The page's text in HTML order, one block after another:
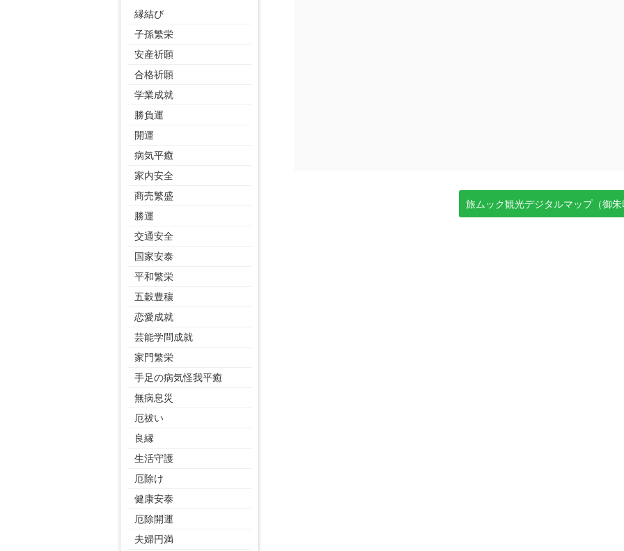
縁結び
子孫繁栄
安産祈願
合格祈願
学業成就
勝負運
開運
病気平癒
家内安全
商売繁盛
勝運
交通安全
国家安泰
平和繁栄
五穀豊穰
恋愛成就
芸能学問成就
家門繁栄
手足の病気怪我平癒
無病息災
厄祓い
良縁
生活守護
厄除け
健康安泰
厄除開運
夫婦円満
旅ムック観光デジタルマップ（御